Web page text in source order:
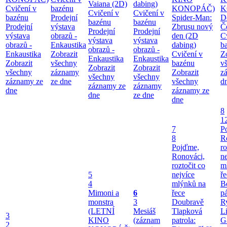
Cvičení v
bazénu
Prodejní
výstava
obrazů -
Enkaustika
Zobrazit
všechny
záznamy ze
dne
bazénu
Prodejní
výstava
obrazů -
Enkaustika
Zobrazit
všechny
záznamy
ze dne
Vaiana (2D)
Cvičení v
bazénu
Prodejní
výstava
obrazů -
Enkaustika
Zobrazit
všechny
záznamy ze
dne
dabing)
Cvičení v
bazénu
Prodejní
výstava
obrazů -
Enkaustika
Zobrazit
všechny
záznamy
ze dne
KONOPÁČ)
Spider-Man:
Zbrusu nový
den (2D
dabing)
Cvičení v
bazénu
Zobrazit
všechny
záznamy ze
dne
3
2
5
4
Mimoni a
monstra
(LETNÍ
KINO
6
3
Mesiáš
(záznam
7
8
Pojďme,
Ronováci,
roztočit co
nejvíce
mlýnků na
řece
Doubravě
Tlapková
patrola:
8